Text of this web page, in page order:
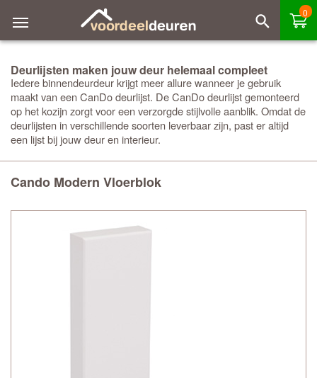
0
Deurlijsten maken jouw deur helemaal compleet
Iedere binnendeurdeur krijgt meer allure wanneer je gebruik
maakt van een CanDo deurlijst. De CanDo deurlijst gemonteerd
op het kozijn zorgt voor een verzorgde stijlvolle aanblik. Omdat de
deurlijsten in verschillende soorten leverbaar zijn, past er altijd
een lijst bij jouw deur en interieur.
Cando Modern Vloerblok